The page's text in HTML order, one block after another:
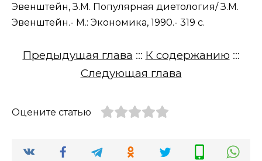
Эвенштейн, З.М. Популярная диетология/ З.М.
Эвенштейн.- М.: Экономика, 1990.- 319 с.
Предыдущая глава ::: К содержанию :::
Следующая глава
Оцените статью